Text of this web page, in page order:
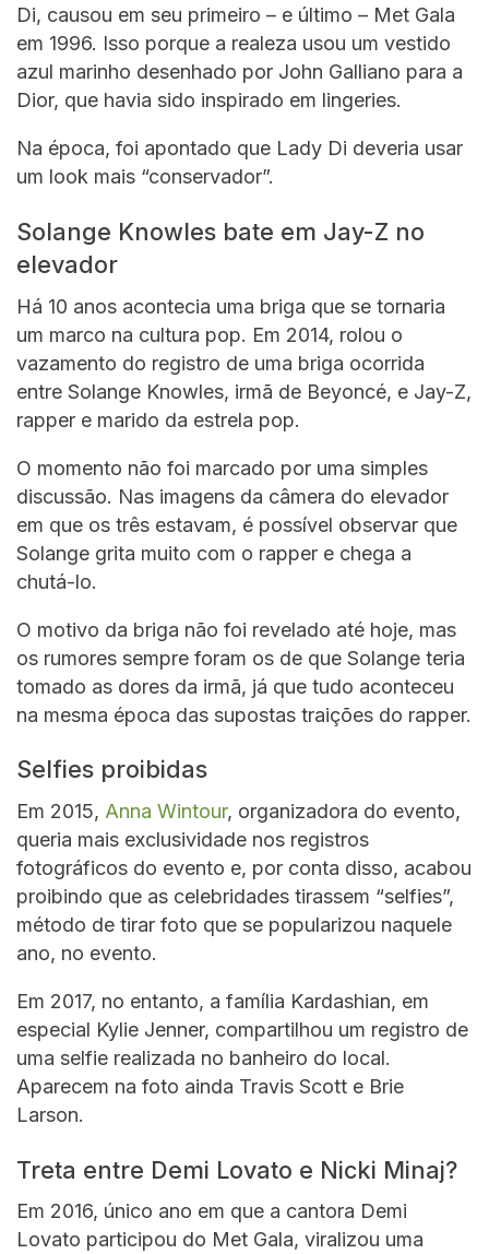
Di, causou em seu primeiro – e último – Met Gala
em 1996. Isso porque a realeza usou um vestido
azul marinho desenhado por John Galliano para a
Dior, que havia sido inspirado em lingeries.
Na época, foi apontado que Lady Di deveria usar
um look mais “conservador”.
Solange Knowles bate em Jay-Z no
elevador
Há 10 anos acontecia uma briga que se tornaria
um marco na cultura pop. Em 2014, rolou o
vazamento do registro de uma briga ocorrida
entre Solange Knowles, irmã de Beyoncé, e Jay-Z,
rapper e marido da estrela pop.
O momento não foi marcado por uma simples
discussão. Nas imagens da câmera do elevador
em que os três estavam, é possível observar que
Solange grita muito com o rapper e chega a
chutá-lo.
O motivo da briga não foi revelado até hoje, mas
os rumores sempre foram os de que Solange teria
tomado as dores da irmã, já que tudo aconteceu
na mesma época das supostas traições do rapper.
Selfies proibidas
Em 2015, Anna Wintour, organizadora do evento,
queria mais exclusividade nos registros
fotográficos do evento e, por conta disso, acabou
proibindo que as celebridades tirassem “selfies”,
método de tirar foto que se popularizou naquele
ano, no evento.
Em 2017, no entanto, a família Kardashian, em
especial Kylie Jenner, compartilhou um registro de
uma selfie realizada no banheiro do local.
Aparecem na foto ainda Travis Scott e Brie
Larson.
Treta entre Demi Lovato e Nicki Minaj?
Em 2016, único ano em que a cantora Demi
Lovato participou do Met Gala, viralizou uma